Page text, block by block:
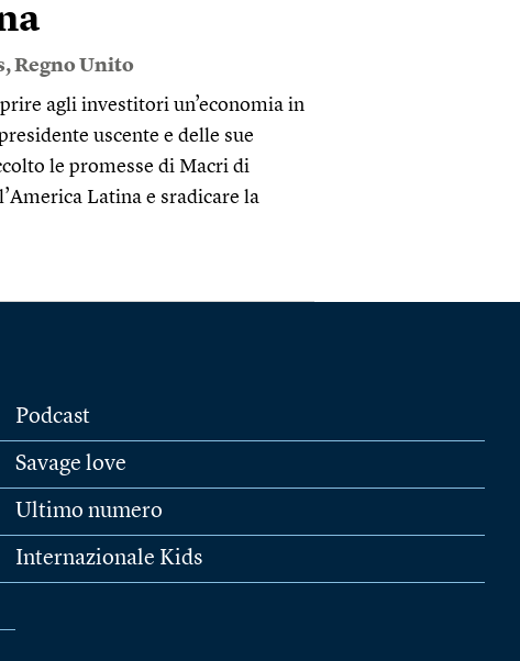
,Regno Unito
agli investitori un’economia in
uscente e delle sue
le promesse di Macri di
Latina e sradicare la
Podcast
Savage love
Ultimo numero
Internazionale Kids